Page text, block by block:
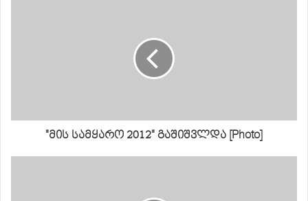
"მის სამყარო 2012" გაშიშვლდა [Photo]